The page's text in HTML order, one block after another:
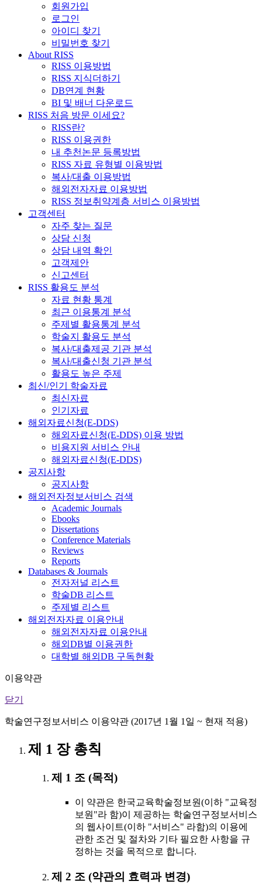
회원가입
로그인
아이디 찾기
비밀번호 찾기
About RISS
RISS 이용방법
RISS 지식더하기
DB연계 현황
BI 및 배너 다운로드
RISS 처음 방문 이세요?
RISS란?
RISS 이용권한
내 추천논문 등록방법
RISS 자료 유형별 이용방법
복사/대출 이용방법
해외전자자료 이용방법
RISS 정보취약계층 서비스 이용방법
고객센터
자주 찾는 질문
상담 신청
상담 내역 확인
고객제안
신고센터
RISS 활용도 분석
자료 현황 통계
최근 이용통계 분석
주제별 활용통계 분석
학술지 활용도 분석
복사/대출제공 기관 분석
복사/대출신청 기관 분석
활용도 높은 주제
최신/인기 학술자료
최신자료
인기자료
해외자료신청(E-DDS)
해외자료신청(E-DDS) 이용 방법
비용지원 서비스 안내
해외자료신청(E-DDS)
공지사항
공지사항
해외전자정보서비스 검색
Academic Journals
Ebooks
Dissertations
Conference Materials
Reviews
Reports
Databases & Journals
전자저널 리스트
학술DB 리스트
주제별 리스트
해외전자자료 이용안내
해외전자자료 이용안내
해외DB별 이용권한
대학별 해외DB 구독현황
이용약관
닫기
학술연구정보서비스 이용약관 (2017년 1월 1일 ~ 현재 적용)
제 1 장 총칙
제 1 조 (목적)
이 약관은 한국교육학술정보원(이하 "교육정
보원"라 함)이 제공하는 학술연구정보서비스
의 웹사이트(이하 "서비스" 라함)의 이용에
관한 조건 및 절차와 기타 필요한 사항을 규
정하는 것을 목적으로 합니다.
제 2 조 (약관의 효력과 변경)